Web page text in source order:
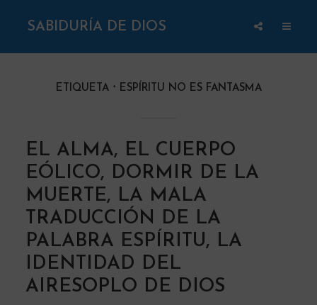
SABIDURÍA DE DIOS
ETIQUETA ESPÍRITU NO ES FANTASMA
EL ALMA, EL CUERPO
EÓLICO, DORMIR DE LA
MUERTE, LA MALA
TRADUCCIÓN DE LA
PALABRA ESPÍRITU, LA
IDENTIDAD DEL
AIRESOPLO DE DIOS